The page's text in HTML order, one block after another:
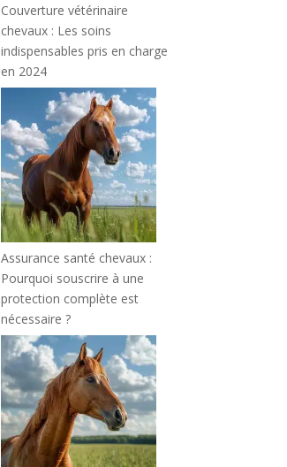
Couverture vétérinaire
chevaux : Les soins
indispensables pris en charge
en 2024
Assurance santé chevaux :
Pourquoi souscrire à une
protection complète est
nécessaire ?